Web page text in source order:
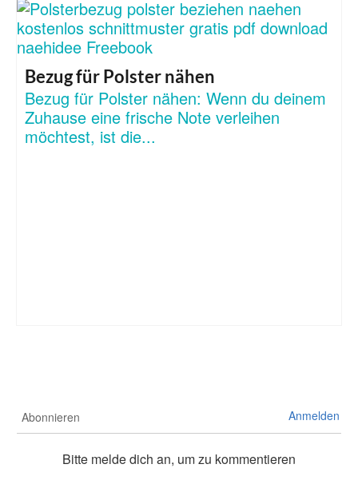
Bezug für Polster nähen
Bezug für Polster nähen: Wenn du deinem
Zuhause eine frische Note verleihen
möchtest, ist die...
Abonnieren Anmelden
Bitte melde dich an, um zu kommentieren